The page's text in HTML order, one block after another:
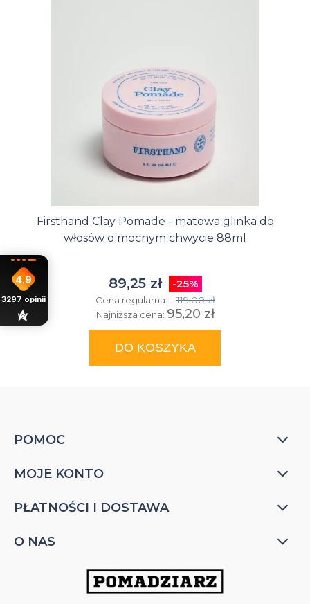
Firsthand Clay Pomade - matowa glinka do
włosów o mocnym chwycie 88ml
89,25 zł -25%
Cena regularna: 119,00 zł
Najniższa cena:95,20 zł
DO KOSZYKA
POMOC
MOJE KONTO
PŁATNOŚCI I DOSTAWA
O NAS
4.9
3297 opinii